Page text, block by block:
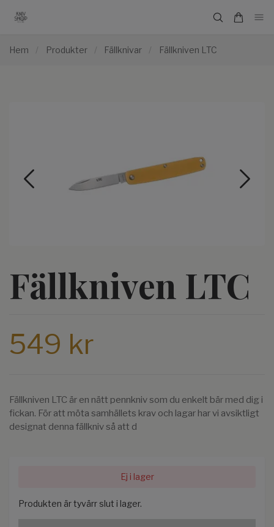
Hem / Produkter / Fällknivar / Fällkniven LTC
Fällkniven LTC
549 kr
Fällkniven LTC är en nätt pennkniv som du enkelt bär med dig i
fickan. För att möta samhällets krav och lagar har vi avsiktligt
designat denna fällkniv så att d
Ej i lager
Produkten är tyvärr slut i lager.